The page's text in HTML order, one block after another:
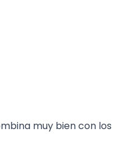
muy bien con los